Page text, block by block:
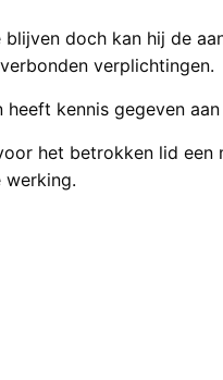
doch kan hij de
verplichtingen.
kennis gegeven
het betrokken lid een
werking.